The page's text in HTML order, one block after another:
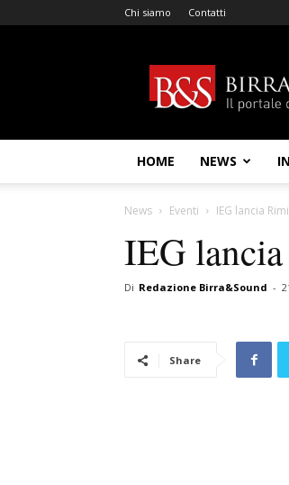
Chi siamo Contatti
&
Sound
HOME NEWS
News Eventi IEG lancia
IEG
Di Redazione Birra&Sound -
Share